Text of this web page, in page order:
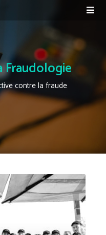
Fraudologie
contre la fraude